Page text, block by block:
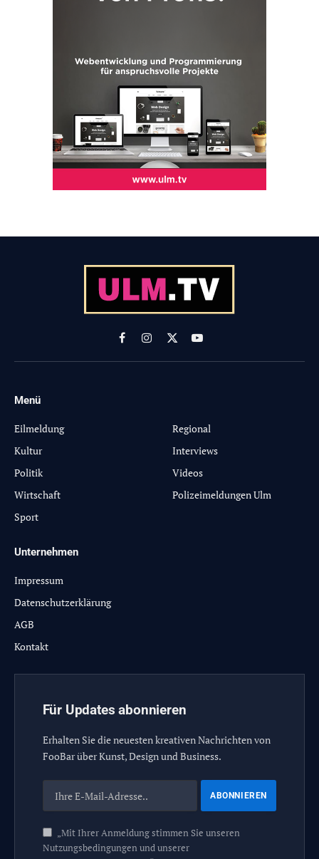
FacebookInstagram
X
(Twitter)
YouTube
Menü
Eilmeldung
Kultur
Politik
Wirtschaft
Sport
Regional
Interviews
Videos
Polizeimeldungen Ulm
Unternehmen
Impressum
Datenschutzerklärung
AGB
Kontakt
Für Updates abonnieren
Erhalten Sie die neuesten kreativen Nachrichten von
FooBar über Kunst, Design und Business.
„Mit Ihrer Anmeldung stimmen Sie unseren
Nutzungsbedingungen und unserer